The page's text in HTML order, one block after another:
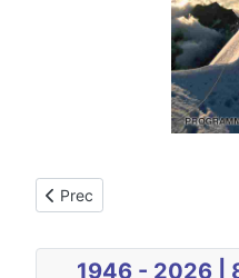
Articolo precedente: 2013
Prec
1946 - 2026 |